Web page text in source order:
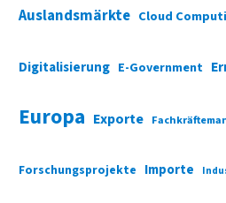
Auslandsmärkte Cloud
Digitalisierung E-Government
Europa Exporte
Forschungsprojekte Importe